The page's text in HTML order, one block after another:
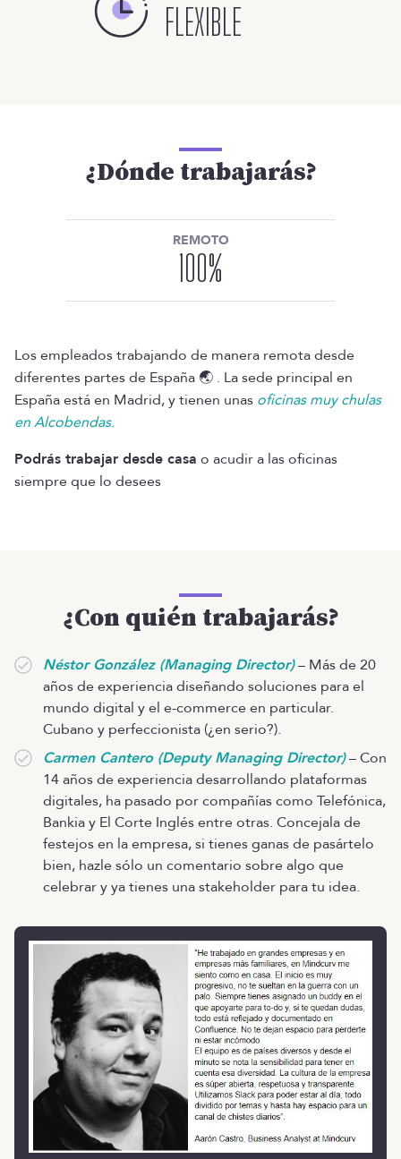
FLEXIBLE
¿Dónde trabajarás?
REMOTO
100%
Los empleados trabajando de manera remota desde
diferentes partes de España 🌏 . La sede principal en
España está en Madrid, y tienen unas oficinas muy chulas
en Alcobendas.
Podrás trabajar desde casa o acudir a las oficinas
siempre que lo desees
¿Con quién trabajarás?
Néstor González (Managing Director)– Más de 20
años de experiencia diseñando soluciones para el
mundo digital y el e-commerce en particular.
Cubano y perfeccionista (¿en serio?).
Carmen Cantero (Deputy Managing Director)– Con
14 años de experiencia desarrollando plataformas
digitales, ha pasado por compañías como Telefónica,
Bankia y El Corte Inglés entre otras. Concejala de
festejos en la empresa, si tienes ganas de pasártelo
bien, hazle sólo un comentario sobre algo que
celebrar y ya tienes una stakeholder para tu idea.